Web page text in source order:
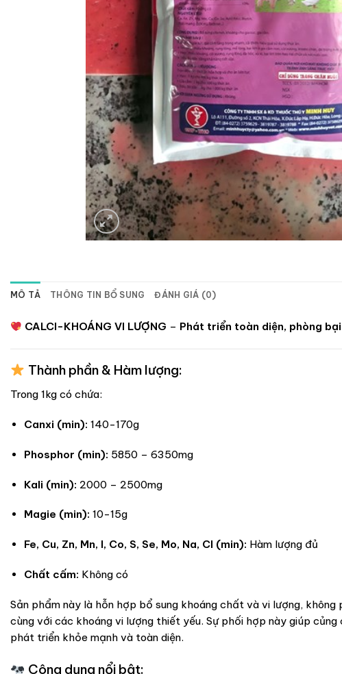
MÔ TẢ THÔNG TIN BỔ SUNG ĐÁNH GIÁ (0)
CALCI-KHOÁNG VI LƯỢNG – Phát triển toàn diện, phòng
Thành phần & Hàm lượng:
Trong 1kg có chứa:
Canxi (min): 140-170g
Phosphor (min): 5850 – 6350mg
Kali (min): 2000 – 2500mg
Magie (min): 10-15g
Fe, Cu, Zn, Mn, I, Co, S, Se, Mo, Na, Cl (min): Hàm lượng đủ
Chất cấm: Không có
Sản phẩm này là hỗn hợp bổ sung khoáng chất và vi lượng,
cùng với các khoáng vi lượng thiết yếu. Sự phối hợp này giúp
phát triển khỏe mạnh và toàn diện.
Công dụng nổi bật: